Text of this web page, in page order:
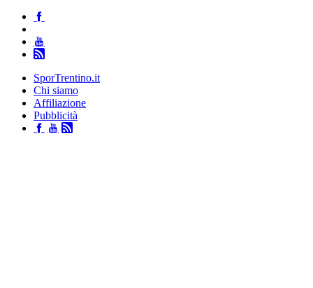
SporTrentino.it
Chi siamo
Affiliazione
Pubblicità